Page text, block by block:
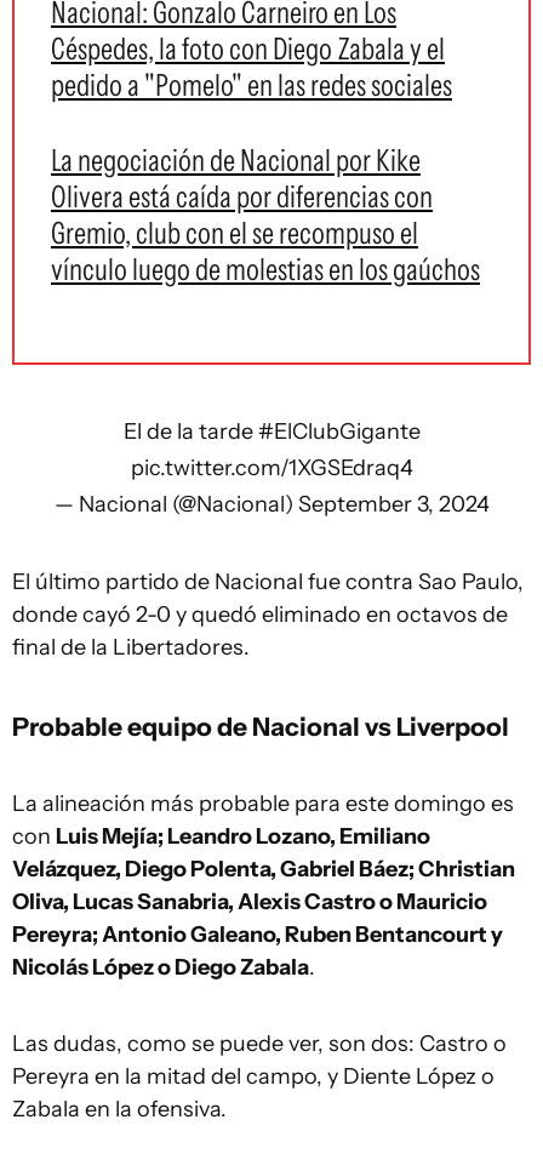
Nacional: Gonzalo Carneiro en Los
Céspedes, la foto con Diego Zabala y el
pedido a "Pomelo" en las redes sociales
La negociación de Nacional por Kike
Olivera está caída por diferencias con
Gremio, club con el se recompuso el
vínculo luego de molestias en los gaúchos
El de la tarde#ElClubGigante
pic.twitter.com/1XGSEdraq4
— Nacional (@Nacional) September 3, 2024
El último partido de Nacional fue contra Sao Paulo,
donde cayó 2-0 y quedó eliminado en octavos de
final de la Libertadores.
Probable equipo de Nacional vs Liverpool
La alineación más probable para este domingo es
con Luis Mejía; Leandro Lozano, Emiliano
Velázquez, Diego Polenta, Gabriel Báez; Christian
Oliva, Lucas Sanabria, Alexis Castro o Mauricio
Pereyra; Antonio Galeano, Ruben Bentancourt y
Nicolás López o Diego Zabala.
Las dudas, como se puede ver, son dos: Castro o
Pereyra en la mitad del campo, y Diente López o
Zabala en la ofensiva.